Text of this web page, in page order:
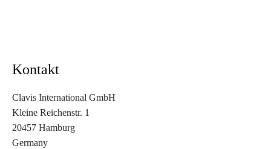
Kontakt
Clavis International GmbH
Kleine Reichenstr. 1
20457 Hamburg
Germany